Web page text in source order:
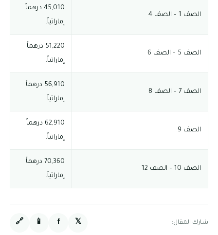
الصف 1 – الصف 4
45,010 درهماً
إماراتياً.
الصف 5 – الصف 6
51,220 درهماً
إماراتياً.
الصف 7 – الصف 8
56,910 درهماً
إماراتياً.
الصف 9
62,910 درهماً
إماراتياً.
الصف 10 – الصف 12
70,360 درهماً
إماراتياً.
شارك المقال: 𝕏
f
📱
🔗